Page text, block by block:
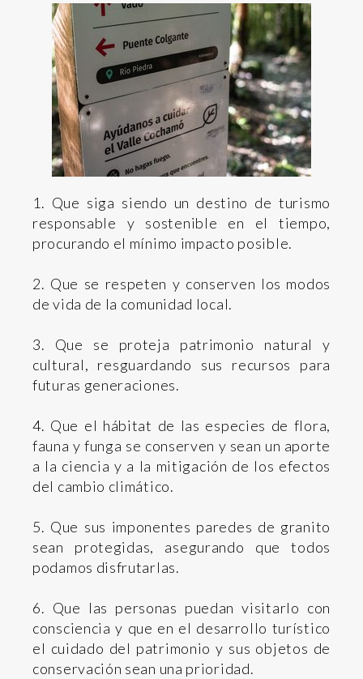
1. Que siga siendo un destino de turismo
responsable y sostenible en el tiempo,
procurando el mínimo impacto posible.
2. Que se respeten y conserven los modos
de vida de la comunidad local.
3. Que se proteja patrimonio natural y
cultural, resguardando sus recursos para
futuras generaciones.
4. Que el hábitat de las especies de flora,
fauna y funga se conserven y sean un aporte
a la ciencia y a la mitigación de los efectos
del cambio climático.
5. Que sus imponentes paredes de granito
sean protegidas, asegurando que todos
podamos disfrutarlas.
6. Que las personas puedan visitarlo con
consciencia y que en el desarrollo turístico
el cuidado del patrimonio y sus objetos de
conservación sean una prioridad.